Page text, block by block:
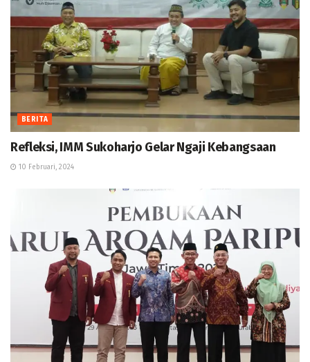
BERITA
Refleksi, IMM Sukoharjo Gelar Ngaji Kebangsaan
10 Februari, 2024